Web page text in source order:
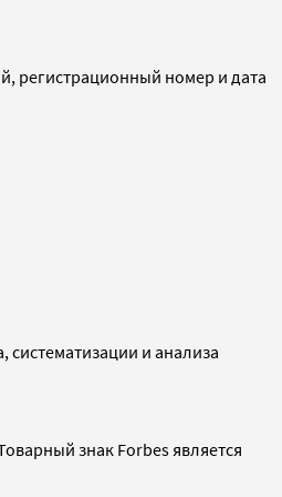
регистрационный номер и дата
и анализа
знак Forbes является